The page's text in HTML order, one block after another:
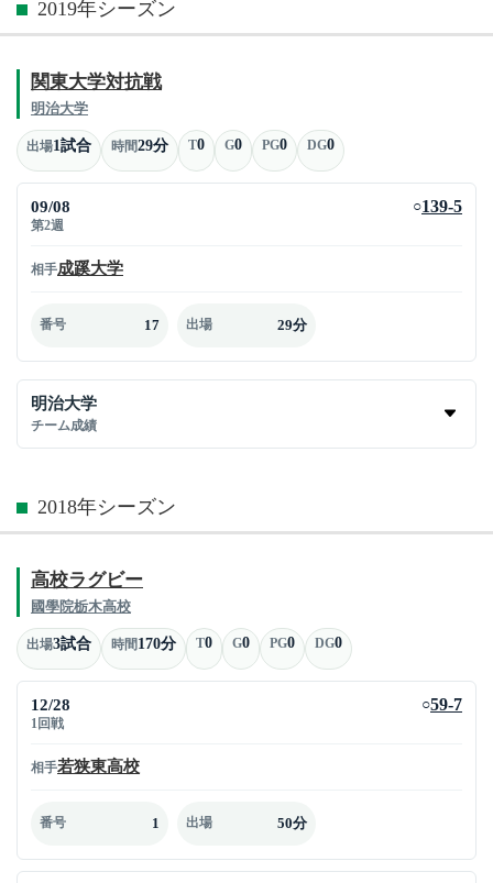
2019年シーズン
関東大学対抗戦
明治大学
出場1試合 時間29分 T0 G0 PG0 DG0
09/08
第2週
○139-5
相手成蹊大学
番号 17 出場 29分
明治大学
チーム成績
2018年シーズン
高校ラグビー
國學院栃木高校
出場3試合 時間170分 T0 G0 PG0 DG0
12/28
1回戦
○59-7
相手若狭東高校
番号 1 出場 50分